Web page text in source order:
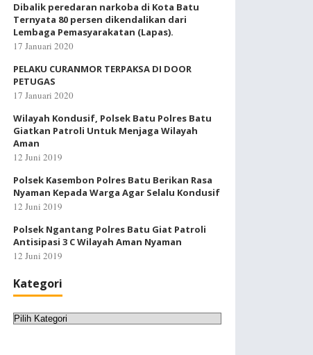
Dibalik peredaran narkoba di Kota Batu
Ternyata 80 persen dikendalikan dari
Lembaga Pemasyarakatan (Lapas).
17 Januari 2020
PELAKU CURANMOR TERPAKSA DI DOOR
PETUGAS
17 Januari 2020
Wilayah Kondusif, Polsek Batu Polres Batu
Giatkan Patroli Untuk Menjaga Wilayah
Aman
12 Juni 2019
Polsek Kasembon Polres Batu Berikan Rasa
Nyaman Kepada Warga Agar Selalu Kondusif
12 Juni 2019
Polsek Ngantang Polres Batu Giat Patroli
Antisipasi 3 C Wilayah Aman Nyaman
12 Juni 2019
Kategori
Kategori